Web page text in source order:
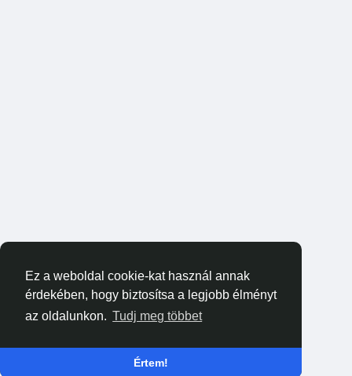
Ez a weboldal cookie-kat használ annak
érdekében, hogy biztosítsa a legjobb élményt
az oldalunkon. Tudj meg többet
Értem!